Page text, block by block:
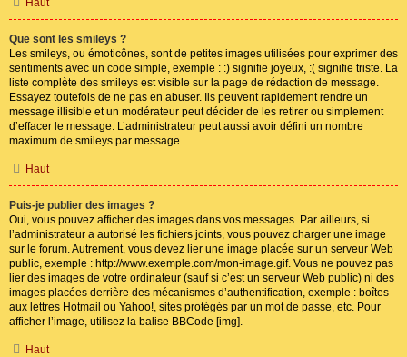
Que sont les smileys ?
Les smileys, ou émoticônes, sont de petites images utilisées pour exprimer des
sentiments avec un code simple, exemple : :) signifie joyeux, :( signifie triste. La
liste complète des smileys est visible sur la page de rédaction de message.
Essayez toutefois de ne pas en abuser. Ils peuvent rapidement rendre un
message illisible et un modérateur peut décider de les retirer ou simplement
d’effacer le message. L’administrateur peut aussi avoir défini un nombre
maximum de smileys par message.
Haut
Puis-je publier des images ?
Oui, vous pouvez afficher des images dans vos messages. Par ailleurs, si
l’administrateur a autorisé les fichiers joints, vous pouvez charger une image
sur le forum. Autrement, vous devez lier une image placée sur un serveur Web
public, exemple : http://www.exemple.com/mon-image.gif. Vous ne pouvez pas
lier des images de votre ordinateur (sauf si c’est un serveur Web public) ni des
images placées derrière des mécanismes d’authentification, exemple : boîtes
aux lettres Hotmail ou Yahoo!, sites protégés par un mot de passe, etc. Pour
afficher l’image, utilisez la balise BBCode [img].
Haut